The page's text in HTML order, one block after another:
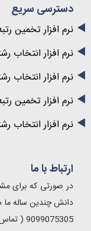
دسترسی سریع
نرم افزار تخمین
نرم افزار انتخاب
نرم افزار انتخاب
نرم افزار تخمین
نرم افزار انتخاب
ارتباط با ما
در صورتی که برای
دانش چندین ساله ما